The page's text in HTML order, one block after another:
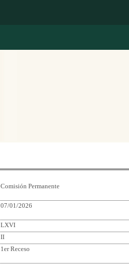
Comisión Permanente
07/01/2026
LXVI
II
1er Receso